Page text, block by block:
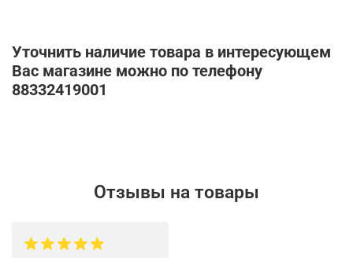
Уточнить наличие товара в интересующем
Вас магазине можно по телефону
88332419001
Отзывы на товары